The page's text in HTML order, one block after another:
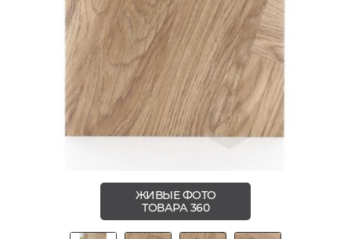
ЖИВЫЕ ФОТО
ТОВАРА 360